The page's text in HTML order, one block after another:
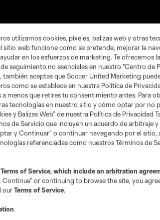
Redes Sociales
Facebook
Instagram
Twitter
Legal
Términos de
Política de
No vender
información
Política de privacidad
No vender ni compartir
LLC. El nombre y el logotipo de
utilizamos cookies, píxeles, balizas web y otras
sitio web funcione como se pretende, mejorar la
en los esfuerzos de marketing. Te ofrecemos
seguimiento no esenciales en nuestro "Centro de
aceptas que Soccer United Marketing
como se establece en nuestra Política de
menos que retires tu consentimiento antes. Para
tecnologías en nuestro sitio y cómo optar por no
y Balizas Web” de nuestra Política de Privacidad
de Servicio que incluyen un acuerdo de arbitraje
y Continuar” o continuar navegando por el sitio,
referenciadas como nuestros Términos de
Terms of Service, which include an arbitration
Continue” or continuing to browse the site, you
ourTerms of Service.
.